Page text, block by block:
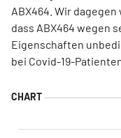
ABX464. Wir
dass ABX464 wegen
Eigenschaften
bei Covid-19-